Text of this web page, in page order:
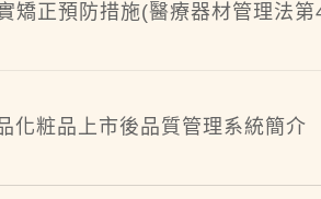
矯正預防措施(醫療器材管理法第
化粧品上市後品質管理系統簡介